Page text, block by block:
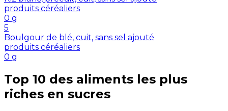
produits céréaliers
0 g
5
Boulgour de blé, cuit, sans sel ajouté
produits céréaliers
0 g
Top 10 des aliments les plus
riches en sucres